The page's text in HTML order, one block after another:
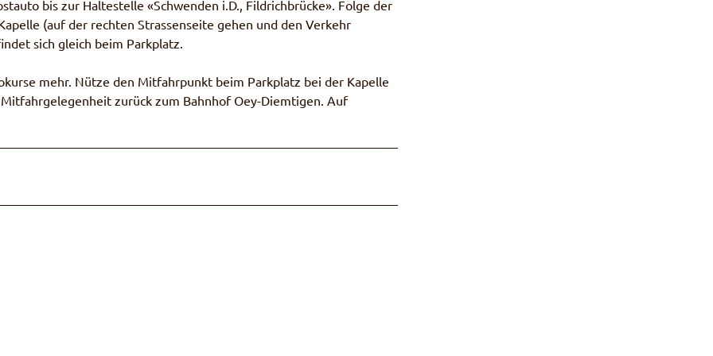
bis zur Haltestelle «Schwenden i.D., Fildrichbrücke». Folge der
(auf der rechten Strassenseite gehen und den Verkehr
sich gleich beim Parkplatz.
mehr. Nütze den Mitfahrpunkt beim Parkplatz bei der Kapelle
zurück zum Bahnhof Oey-Diemtigen. Auf